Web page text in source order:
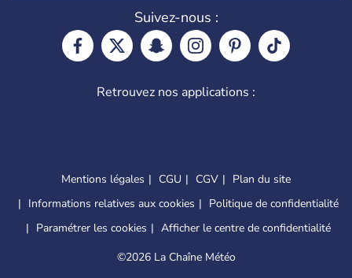
Suivez-nous :
Retrouvez nos applications :
Mentions légales CGU CGV
Plan du site
Informations relatives aux cookies
Politique de confidentialité
Paramétrer les cookies
Afficher le centre de confidentialité
©2026 La Chaîne Météo